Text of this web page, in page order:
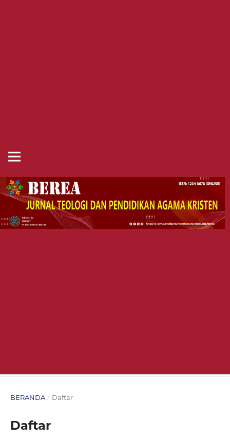
BERANDA / Daftar
Daftar